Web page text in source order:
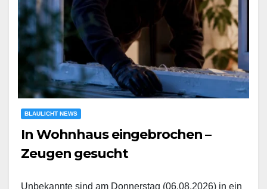
BLAULICHT NEWS
In Wohnhaus eingebrochen –
Zeugen gesucht
Unbekannte sind am Donnerstag (06.08.2026) in ein